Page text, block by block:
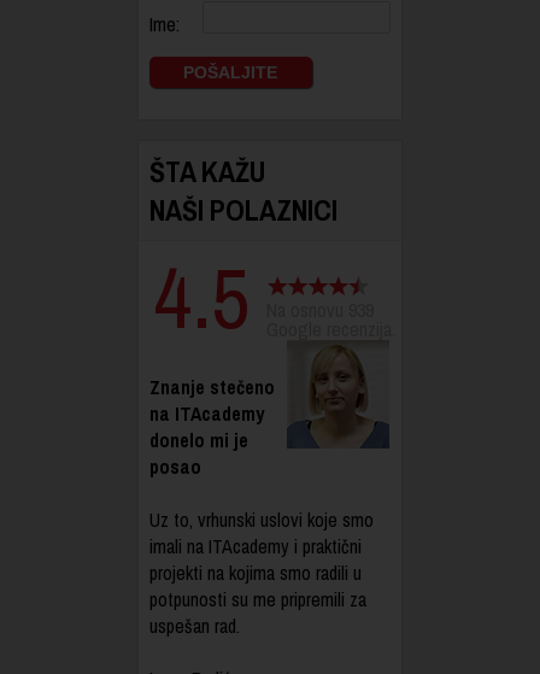
Ime:
ŠTA KAŽU
NAŠI POLAZNICI
4.5
Znanje stečeno
na ITAcademy
donelo mi je
posao
Uz to, vrhunski uslovi koje smo
imali na ITAcademy i praktični
projekti na kojima smo radili u
potpunosti su me pripremili za
uspešan rad.